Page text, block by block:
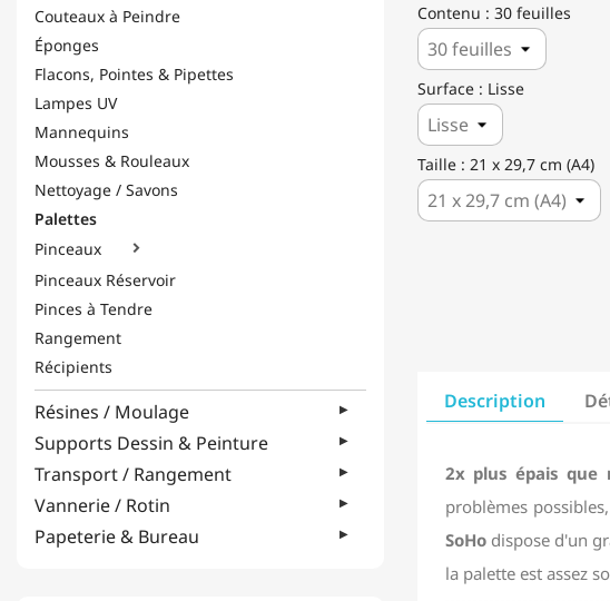
Couteaux à Peindre
Éponges
Flacons, Pointes & Pipettes
Lampes UV
Mannequins
Mousses & Rouleaux
Nettoyage / Savons
Palettes
Pinceaux

Pinceaux Réservoir
Pinces à Tendre
Rangement
Récipients
Résines / Moulage
Supports Dessin & Peinture
Transport / Rangement
Vannerie / Rotin
Papeterie & Bureau
Contenu : 30 feuilles
Surface : Lisse
Taille : 21 x 29,7 cm (A4)
Description
2x plus épais que
problèmes
SoHo dispose d'un
la palette est assez